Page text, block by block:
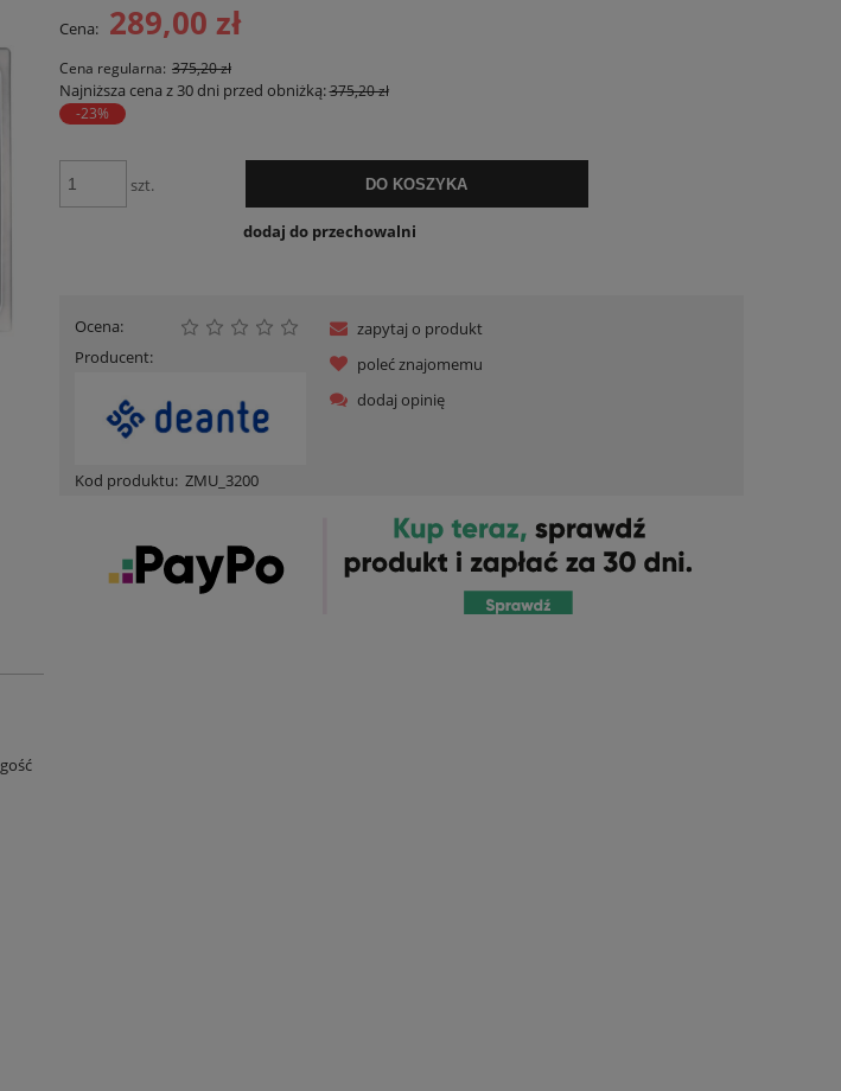
Cena nie zawiera ewentualnych kosztów
Cena: 289,00 zł
Cena regularna: 375,20 zł
Najniższa cena z 30 dni przed obniżką:375,20 zł
-23%
szt. DO KOSZYKA
dodaj do przechowalni
Ocena:
Producent:
Kod produktu: ZMU_3200
zapytaj o produkt
poleć znajomemu
dodaj opinię